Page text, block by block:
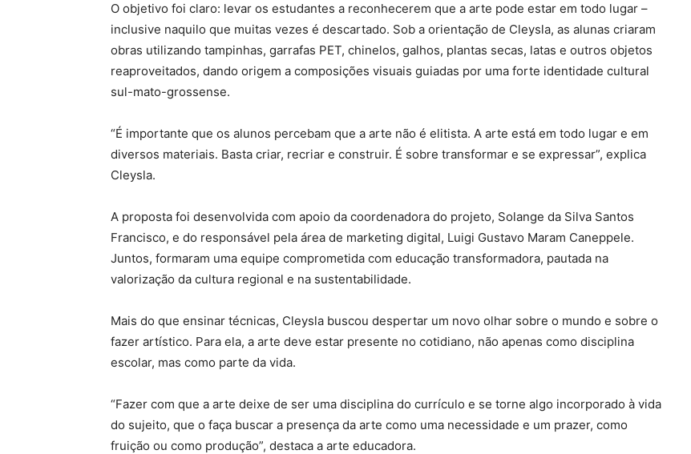
O objetivo foi claro: levar os estudantes a reconhecerem que a arte pode estar em todo lugar –
inclusive naquilo que muitas vezes é descartado. Sob a orientação de Cleysla, as alunas criaram
obras utilizando tampinhas, garrafas PET, chinelos, galhos, plantas secas, latas e outros objetos
reaproveitados, dando origem a composições visuais guiadas por uma forte identidade cultural
sul-mato-grossense.
“É importante que os alunos percebam que a arte não é elitista. A arte está em todo lugar e em
diversos materiais. Basta criar, recriar e construir. É sobre transformar e se expressar”, explica
Cleysla.
A proposta foi desenvolvida com apoio da coordenadora do projeto, Solange da Silva Santos
Francisco, e do responsável pela área de marketing digital, Luigi Gustavo Maram Caneppele.
Juntos, formaram uma equipe comprometida com educação transformadora, pautada na
valorização da cultura regional e na sustentabilidade.
Mais do que ensinar técnicas, Cleysla buscou despertar um novo olhar sobre o mundo e sobre o
fazer artístico. Para ela, a arte deve estar presente no cotidiano, não apenas como disciplina
escolar, mas como parte da vida.
“Fazer com que a arte deixe de ser uma disciplina do currículo e se torne algo incorporado à vida
do sujeito, que o faça buscar a presença da arte como uma necessidade e um prazer, como
fruição ou como produção”, destaca a arte educadora.